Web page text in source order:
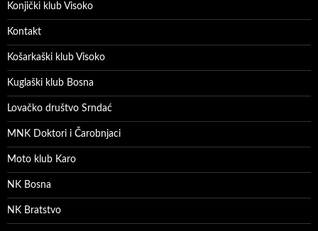
Konjički klub Visoko
Kontakt
Košarkaški klub Visoko
Kuglaški klub Bosna
Lovačko društvo Srndać
MNK Doktori i Čarobnjaci
Moto klub Karo
NK Bosna
NK Bratstvo